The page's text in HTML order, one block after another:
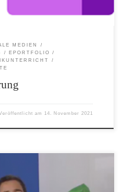
MEDIEN
EPORTFOLIO
am 14. November 2021